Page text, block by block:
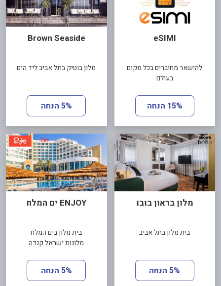
eSIMI
להישאר מחוברים בכל מקום
בעולם
15% הנחה
Brown Seaside
מלון בוטיק בתל אביב ליד הים
5% הנחה
מלון בראון בובו
בית מלון בתל אביב
5% הנחה
ENJOY ים המלח
בית מלון בים המלח
מלונות ישראל קנדה
5% הנחה